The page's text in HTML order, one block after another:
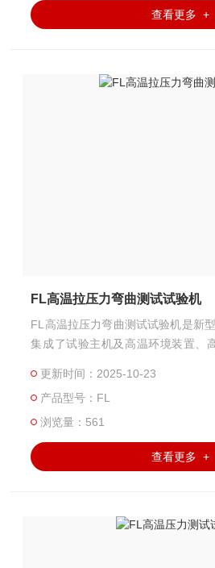
查看更多 +
FL高温拉压力弯曲测试试验机
FL高温拉压力弯曲测试试验机是新
集成了试验主机及高温环境装置、
更新时间：2025-10-23
产品型号：FL
浏览量：561
查看更多 +